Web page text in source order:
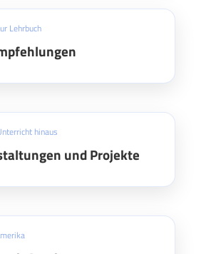
Lehrbuch
hinaus
und Projekte